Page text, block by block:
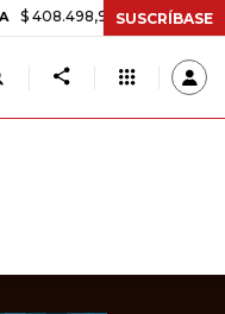
+$ 8.753,81 +2,19%
SUSCRÍBASE